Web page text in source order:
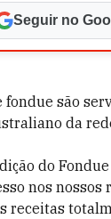
Seguir no
fondue são
da
do
nos nossos
receitas